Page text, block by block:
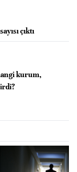
çıktı
kurum,